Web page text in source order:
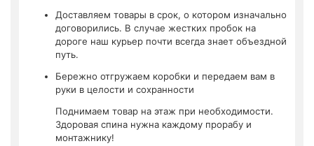
Доставляем товары в срок, о котором изначально
договорились. В случае жестких пробок на
дороге наш курьер почти всегда знает объездной
путь.
Бережно отгружаем коробки и передаем вам в
руки в целости и сохранности
Поднимаем товар на этаж при необходимости.
Здоровая спина нужна каждому прорабу и
монтажнику!